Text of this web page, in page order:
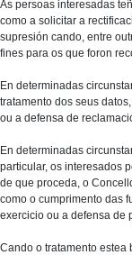
As persoas interesadas
como a solicitar a
supresión cando, entre
fines para os que foron
En determinadas
tratamento dos seus
ou a defensa de
En determinadas
particular, os interesados
de que proceda, o
como o cumprimento das
exercicio ou a defensa de
Cando o tratamento estea